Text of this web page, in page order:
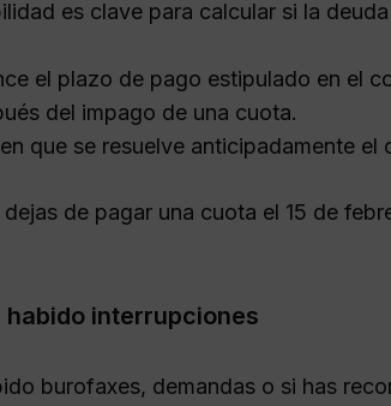
es clave para calcular si la
el plazo de pago estipulado en el
del impago de una cuota.
que se resuelve anticipadamente
dejas de pagar una cuota el 15 de
interrupciones
burofaxes, demandas o si has